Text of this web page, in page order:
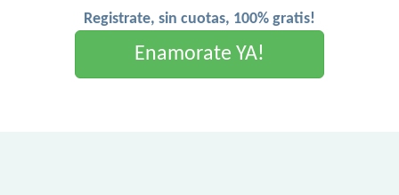
Registrate, sin cuotas, 100% gratis!
Enamorate YA!